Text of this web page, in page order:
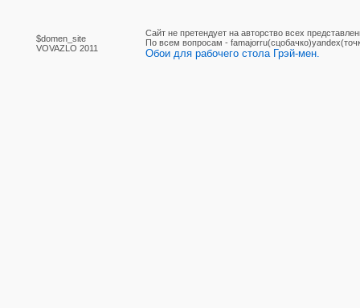
$domen_site
VOVAZLO 2011
Сайт не претендует на авторство всех
По вcем вопросам -
Обои для рабочего стола Грэй-мен.